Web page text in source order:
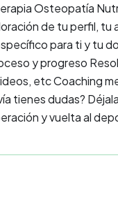
Osteopatía
de tu perfil, tu
para ti y tu
y progreso
etc Coaching
tienes dudas?
y vuelta al